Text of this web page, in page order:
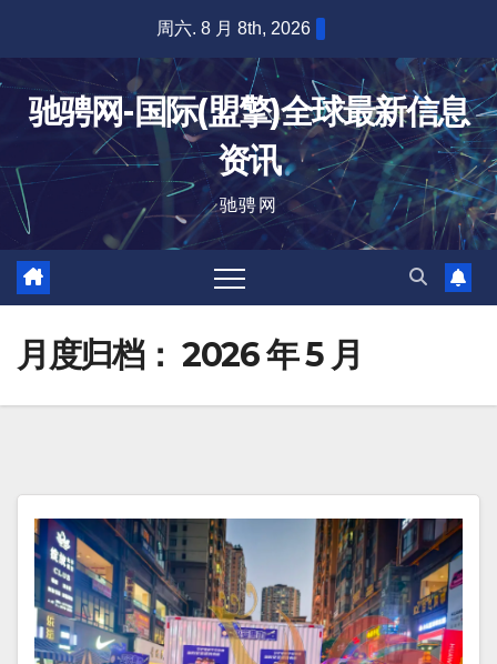
内
周六. 8 月 8th, 2026
驰骋网-国际(盟擎)全球最新信息
资讯
驰骋网
月度归档： 2026 年 5 月